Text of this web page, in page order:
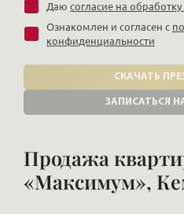
Даю согласие на
Ознакомлен и согласен с
конфиденциальности
СКАЧАТЬ
ЗАПИСАТЬСЯ
Продажа
«Максимум»,